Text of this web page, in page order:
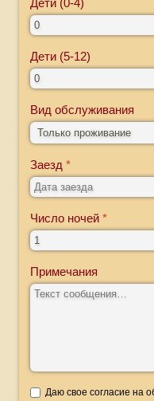
Дети (0-4)
Дети (5-12)
Вид обслуживания
Заезд
Число ночей
Примечания
Даю свое согласие на